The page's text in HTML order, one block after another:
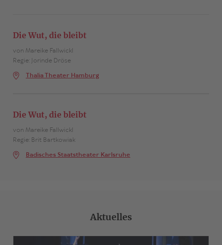
Die Wut, die bleibt
von Mareike Fallwickl
Regie: Jorinde Dröse
Thalia Theater Hamburg
Die Wut, die bleibt
von Mareike Fallwickl
Regie: Brit Bartkowiak
Badisches Staatstheater Karlsruhe
Aktuelles